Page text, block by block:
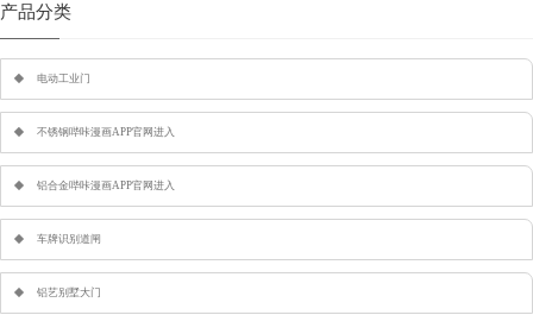
产品分类
电动工业门
不锈钢哔咔漫画APP官网进入
铝合金哔咔漫画APP官网进入
车牌识别道闸
铝艺别墅大门